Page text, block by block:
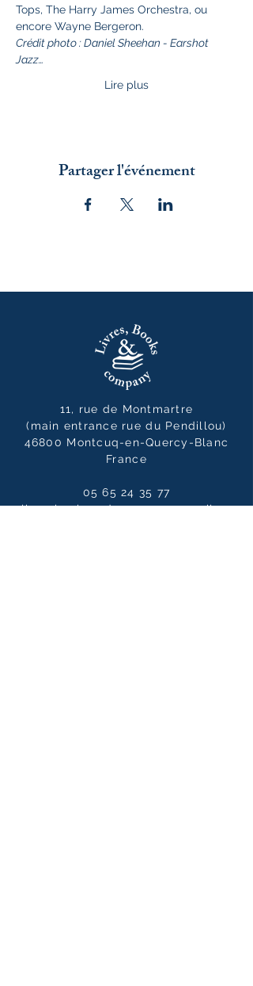
Tops, The Harry James Orchestra, ou
encore Wayne Bergeron.
Crédit photo : Daniel Sheehan - Earshot
Jazz…
Lire plus
Partager l'événement
11, rue de Montmartre
(main entrance rue du Pendillou)
46800 Montcuq-en-Quercy-Blanc
France
05 65 24 35 77
livresbooksandcompany@gmail.co